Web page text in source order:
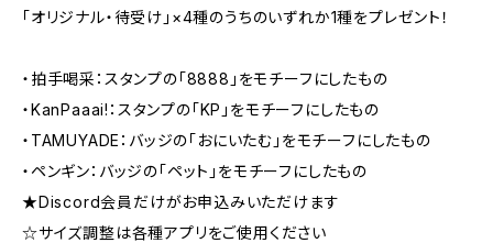
「オリジナル・待受け」×4種のうちのいずれか1種をプレゼント！
・拍手喝采：スタンプの「8888」をモチーフにしたもの
・KanPaaai!：スタンプの「KP」をモチーフにしたもの
・TAMUYADE：バッジの「おにいたむ」をモチーフにしたもの
・ペンギン：バッジの「ペット」をモチーフにしたもの
★Discord会員だけがお申込みいただけます
☆サイズ調整は各種アプリをご使用ください